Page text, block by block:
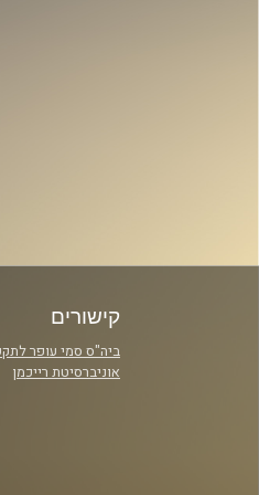
קישורים
ביה"ס סמי עופר
אוניברסיטת רייכמן